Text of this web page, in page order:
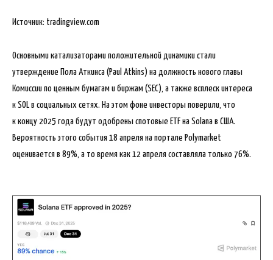
Источник: tradingview.com
Основными катализаторами положительной динамики стали
утверждение Пола Аткинса (Paul Atkins) на должность нового главы
Комиссии по ценным бумагам и биржам (SEC), а также всплеск интереса
к SOL в социальных сетях. На этом фоне инвесторы поверили, что
к концу 2025 года будут одобрены спотовые ETF на Solana в США.
Вероятность этого события 18 апреля на портале Polymarket
оценивается в 89%, а то время как 12 апреля составляла только 76%.